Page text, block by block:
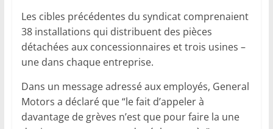
Les cibles précédentes du syndicat comprenaient
38 installations qui distribuent des pièces
détachées aux concessionnaires et trois usines –
une dans chaque entreprise.
Dans un message adressé aux employés, General
Motors a déclaré que “le fait d’appeler à
davantage de grèves n’est que pour faire la une